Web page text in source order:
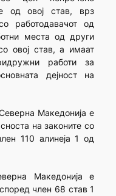
од овој став, врз
работодавачот од
места од други
овој став, а имаат
работи за
дејност на
Македонија е
на законите со
110 алинеја 1 од
Македонија е
член 68 став 1